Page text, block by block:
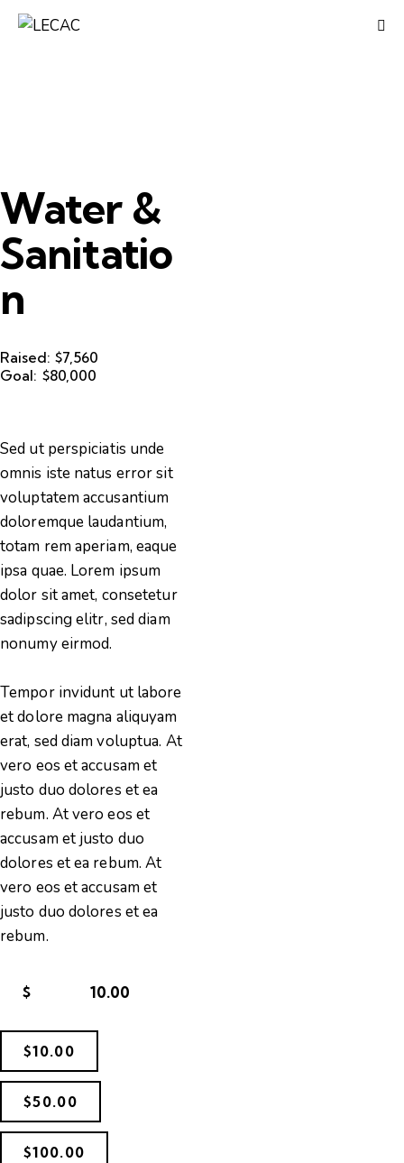
Water &
Sanitatio
n
Raised: $7,560
Goal: $80,000
Sed ut perspiciatis unde
omnis iste natus error sit
voluptatem accusantium
doloremque laudantium,
totam rem aperiam, eaque
ipsa quae. Lorem ipsum
dolor sit amet, consetetur
sadipscing elitr, sed diam
nonumy eirmod.
Tempor invidunt ut labore
et dolore magna aliquyam
erat, sed diam voluptua. At
vero eos et accusam et
justo duo dolores et ea
rebum. At vero eos et
accusam et justo duo
dolores et ea rebum. At
vero eos et accusam et
justo duo dolores et ea
rebum.
$
$10.00
$50.00
$100.00